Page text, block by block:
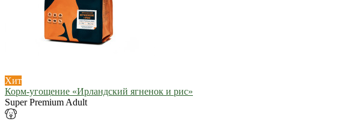
Хит
Корм-угощение «Ирландский ягненок и рис»
Super Premium Adult